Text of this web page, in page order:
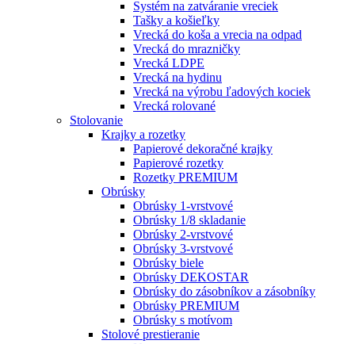
Systém na zatváranie vreciek
Tašky a košieľky
Vrecká do koša a vrecia na odpad
Vrecká do mrazničky
Vrecká LDPE
Vrecká na hydinu
Vrecká na výrobu ľadových kociek
Vrecká rolované
Stolovanie
Krajky a rozetky
Papierové dekoračné krajky
Papierové rozetky
Rozetky PREMIUM
Obrúsky
Obrúsky 1-vrstvové
Obrúsky 1/8 skladanie
Obrúsky 2-vrstvové
Obrúsky 3-vrstvové
Obrúsky biele
Obrúsky DEKOSTAR
Obrúsky do zásobníkov a zásobníky
Obrúsky PREMIUM
Obrúsky s motívom
Stolové prestieranie